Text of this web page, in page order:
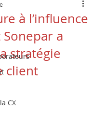
CX
à l’influence
a
stratégie
client